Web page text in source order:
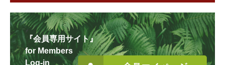
『会員専用サイト』
for Members
Log-in